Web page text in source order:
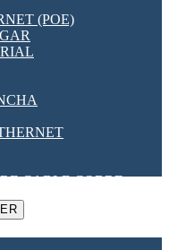
[VDF]
(POE)
CABLE COBRE